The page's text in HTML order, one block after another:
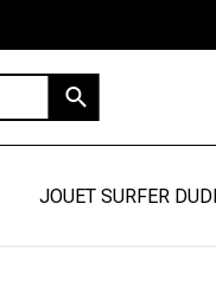
JOUET SURFER
Cart